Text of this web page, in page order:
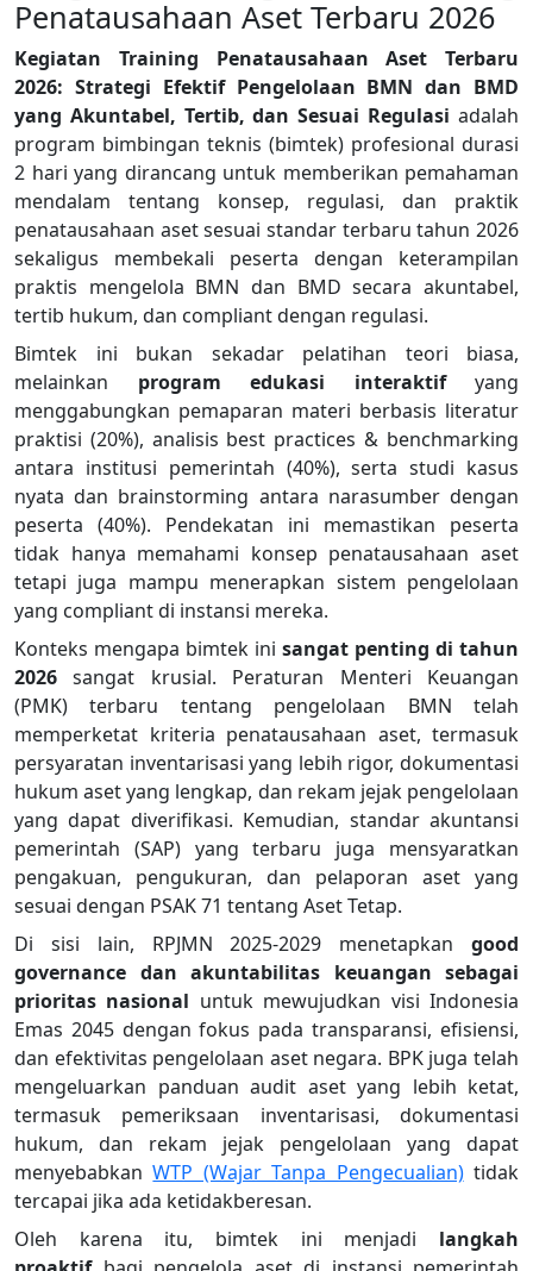
Penatausahaan Aset Terbaru 2026
Kegiatan Training Penatausahaan Aset Terbaru
2026: Strategi Efektif Pengelolaan BMN dan BMD
yang Akuntabel, Tertib, dan Sesuai Regulasi adalah
program bimbingan teknis (bimtek) profesional durasi
2 hari yang dirancang untuk memberikan pemahaman
mendalam tentang konsep, regulasi, dan praktik
penatausahaan aset sesuai standar terbaru tahun 2026
sekaligus membekali peserta dengan keterampilan
praktis mengelola BMN dan BMD secara akuntabel,
tertib hukum, dan compliant dengan regulasi.
Bimtek ini bukan sekadar pelatihan teori biasa,
melainkan
program edukasi interaktif
yang
menggabungkan pemaparan materi berbasis literatur
praktisi (20%), analisis best practices & benchmarking
antara institusi pemerintah (40%), serta studi kasus
nyata dan brainstorming antara narasumber dengan
peserta (40%). Pendekatan ini memastikan peserta
tidak hanya memahami konsep penatausahaan aset
tetapi juga mampu menerapkan sistem pengelolaan
yang compliant di instansi mereka.
Konteks mengapa bimtek ini sangat penting di tahun
2026
sangat krusial. Peraturan Menteri Keuangan
(PMK) terbaru tentang pengelolaan BMN telah
memperketat kriteria penatausahaan aset, termasuk
persyaratan inventarisasi yang lebih rigor, dokumentasi
hukum aset yang lengkap, dan rekam jejak pengelolaan
yang dapat diverifikasi. Kemudian, standar akuntansi
pemerintah (SAP) yang terbaru juga mensyaratkan
pengakuan, pengukuran, dan pelaporan aset yang
sesuai dengan PSAK 71 tentang Aset Tetap.
Di sisi lain, RPJMN 2025-2029 menetapkan
good
governance dan akuntabilitas keuangan sebagai
prioritas nasional untuk mewujudkan visi Indonesia
Emas 2045 dengan fokus pada transparansi, efisiensi,
dan efektivitas pengelolaan aset negara. BPK juga telah
mengeluarkan panduan audit aset yang lebih ketat,
termasuk pemeriksaan inventarisasi, dokumentasi
hukum, dan rekam jejak pengelolaan yang dapat
menyebabkanWTP (Wajar Tanpa Pengecualian)tidak
tercapai jika ada ketidakberesan.
Oleh karena itu, bimtek ini menjadi
langkah